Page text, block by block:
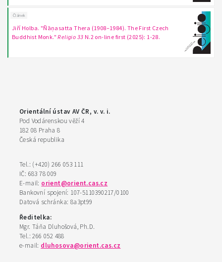
Článek
Jiří Holba. "Ñāṇasatta Thera (1908–1984). The First Czech
Buddhist Monk."Religio 33 N.2 on-line first (2025): 1-28.
Orientální ústav AV ČR, v. v. i.
Pod Vodárenskou věží 4
182 08 Praha 8
Česká republika
Tel.: (+420) 266 053 111
IČ: 683 78 009
E-mail: orient@orient.cas.cz
Bankovní spojení: 107-5110390217/0100
Datová schránka: 8a3pt99
Ředitelka:
Mgr. Táňa Dluhošová, Ph.D.
Tel.: 266 052 488
e-mail: dluhosova@orient.cas.cz